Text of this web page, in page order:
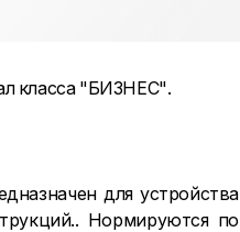
класса "БИЗНЕС".
для устройства
Нормируются по